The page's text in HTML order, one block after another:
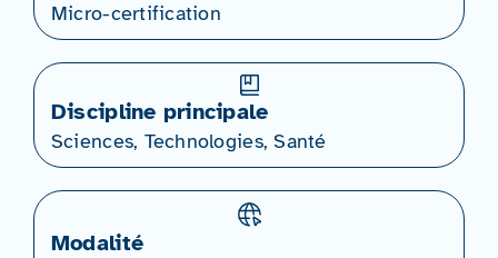
Micro-certification
Discipline principale
Sciences, Technologies, Santé
Modalité